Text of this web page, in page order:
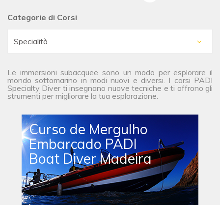
Categorie di Corsi
Le immersioni subacquee sono un modo per esplorare il
mondo sottomarino in modi nuovi e diversi. I corsi PADI
Specialty Diver ti insegnano nuove tecniche e ti offrono gli
strumenti per migliorare la tua esplorazione.
Curso de Mergulho
Embarcado PADI
Boat Diver Madeira